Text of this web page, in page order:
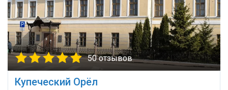
50 отзывов
Купеческий Орёл